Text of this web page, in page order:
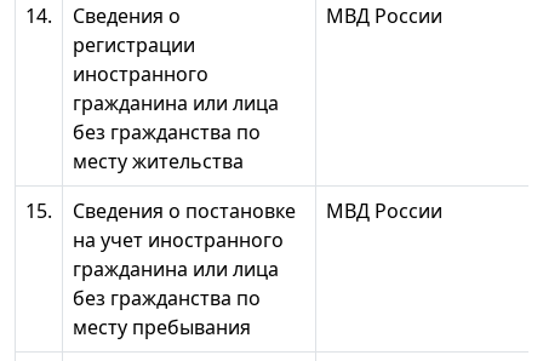
14.
Сведения о
регистрации
иностранного
гражданина или лица
без гражданства по
месту жительства
МВД России
15.
Сведения о постановке
на учет иностранного
гражданина или лица
без гражданства по
месту пребывания
МВД России